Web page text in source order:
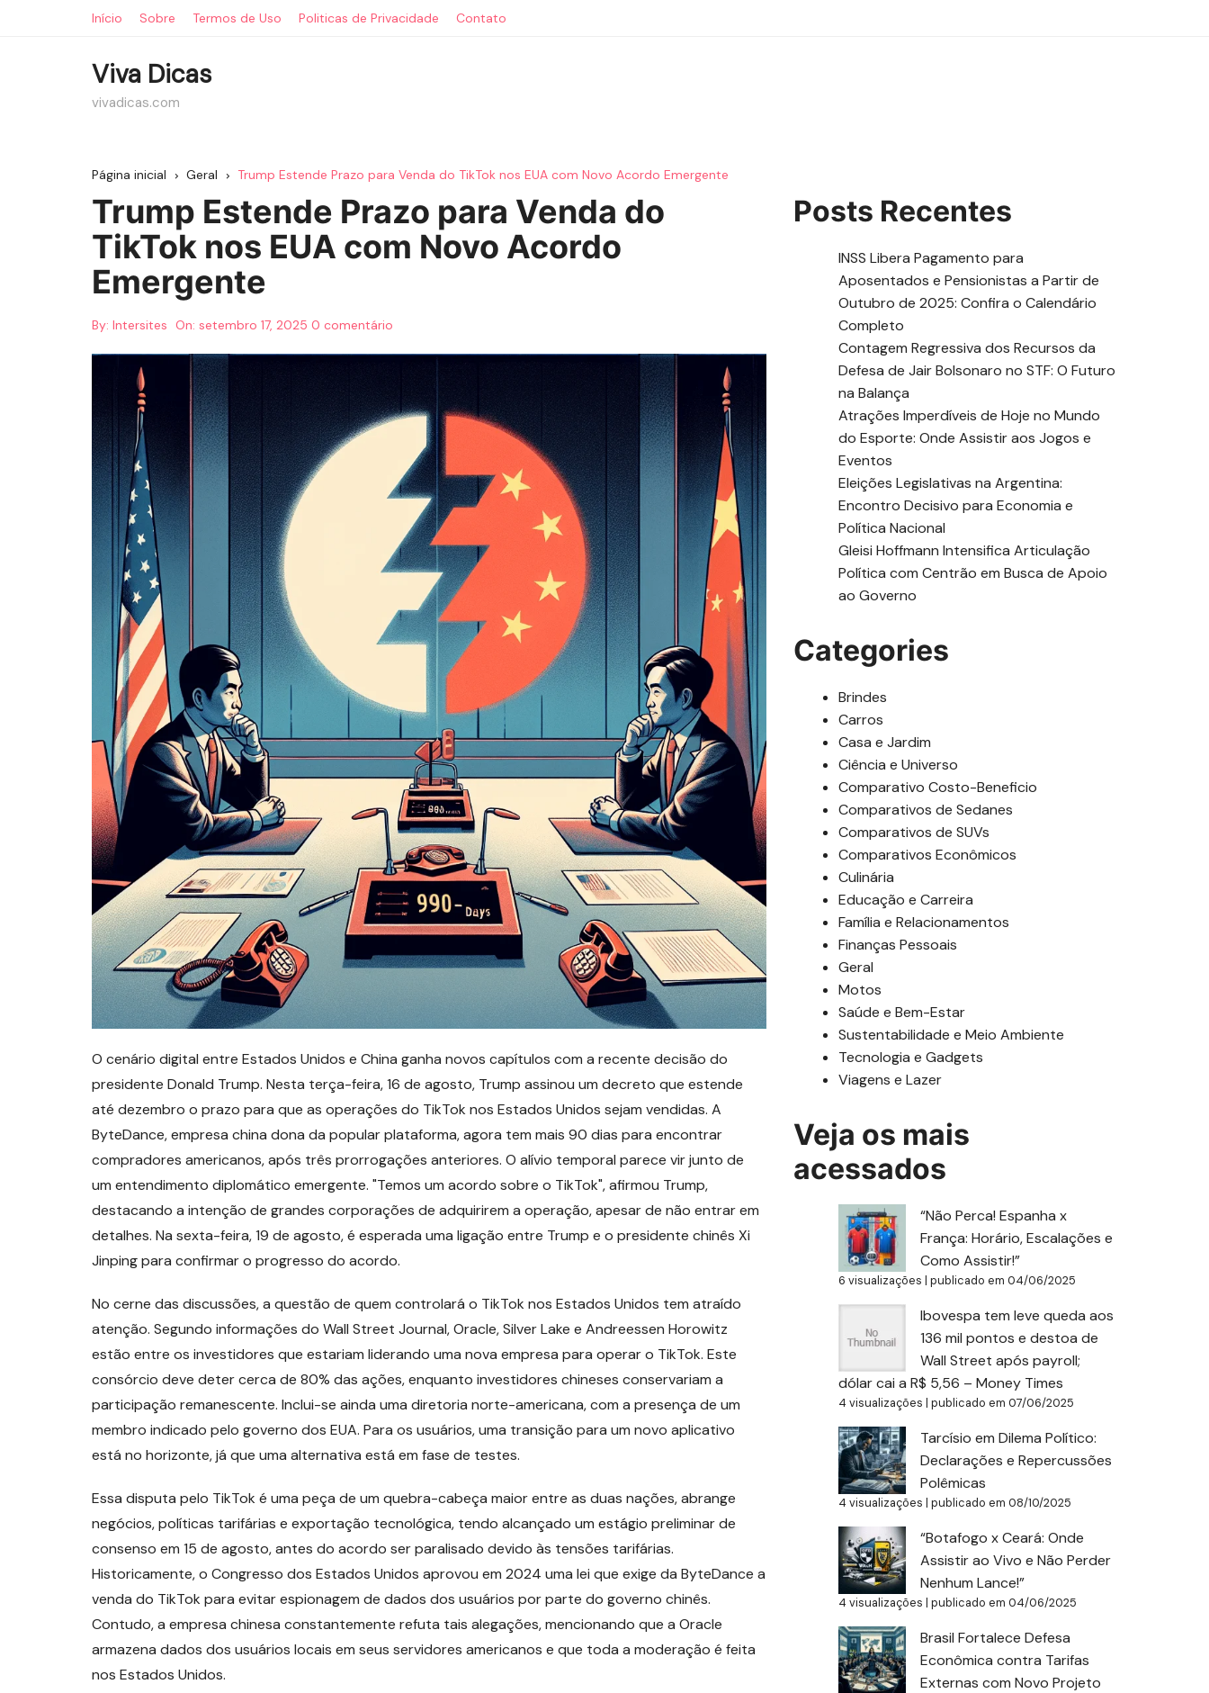
Início Sobre Termos de Uso Politicas de Privacidade Contato
Viva Dicas
vivadicas.com
Página inicial Geral Trump Estende Prazo para Venda do TikTok nos EUA com Novo Acordo Emergente
Trump Estende Prazo para Venda do
TikTok nos EUA com Novo Acordo
Emergente
By: Intersites On: setembro 17, 2025 0 comentário
O cenário digital entre Estados Unidos e China ganha novos capítulos com a recente decisão do
presidente Donald Trump. Nesta terça-feira, 16 de agosto, Trump assinou um decreto que estende
até dezembro o prazo para que as operações do TikTok nos Estados Unidos sejam vendidas. A
ByteDance, empresa china dona da popular plataforma, agora tem mais 90 dias para encontrar
compradores americanos, após três prorrogações anteriores. O alívio temporal parece vir junto de
um entendimento diplomático emergente. "Temos um acordo sobre o TikTok", afirmou Trump,
destacando a intenção de grandes corporações de adquirirem a operação, apesar de não entrar em
detalhes. Na sexta-feira, 19 de agosto, é esperada uma ligação entre Trump e o presidente chinês Xi
Jinping para confirmar o progresso do acordo.
No cerne das discussões, a questão de quem controlará o TikTok nos Estados Unidos tem atraído
atenção. Segundo informações do Wall Street Journal, Oracle, Silver Lake e Andreessen Horowitz
estão entre os investidores que estariam liderando uma nova empresa para operar o TikTok. Este
consórcio deve deter cerca de 80% das ações, enquanto investidores chineses conservariam a
participação remanescente. Inclui-se ainda uma diretoria norte-americana, com a presença de um
membro indicado pelo governo dos EUA. Para os usuários, uma transição para um novo aplicativo
está no horizonte, já que uma alternativa está em fase de testes.
Essa disputa pelo TikTok é uma peça de um quebra-cabeça maior entre as duas nações, abrange
negócios, políticas tarifárias e exportação tecnológica, tendo alcançado um estágio preliminar de
consenso em 15 de agosto, antes do acordo ser paralisado devido às tensões tarifárias.
Historicamente, o Congresso dos Estados Unidos aprovou em 2024 uma lei que exige da ByteDance a
venda do TikTok para evitar espionagem de dados dos usuários por parte do governo chinês.
Contudo, a empresa chinesa constantemente refuta tais alegações, mencionando que a Oracle
armazena dados dos usuários locais em seus servidores americanos e que toda a moderação é feita
nos Estados Unidos.
Posts Recentes
INSS Libera Pagamento para
Aposentados e Pensionistas a Partir de
Outubro de 2025: Confira o Calendário
Completo
Contagem Regressiva dos Recursos da
Defesa de Jair Bolsonaro no STF: O Futuro
na Balança
Atrações Imperdíveis de Hoje no Mundo
do Esporte: Onde Assistir aos Jogos e
Eventos
Eleições Legislativas na Argentina:
Encontro Decisivo para Economia e
Política Nacional
Gleisi Hoffmann Intensifica Articulação
Política com Centrão em Busca de Apoio
ao Governo
Categories
Brindes
Carros
Casa e Jardim
Ciência e Universo
Comparativo Costo-Beneficio
Comparativos de Sedanes
Comparativos de SUVs
Comparativos Econômicos
Culinária
Educação e Carreira
Família e Relacionamentos
Finanças Pessoais
Geral
Motos
Saúde e Bem-Estar
Sustentabilidade e Meio Ambiente
Tecnologia e Gadgets
Viagens e Lazer
Veja os mais
acessados
“Não Perca! Espanha x
França: Horário, Escalações e
Como Assistir!”
6 visualizações | publicado em 04/06/2025
Ibovespa tem leve queda aos
136 mil pontos e destoa de
Wall Street após payroll;
dólar cai a R$ 5,56 – Money Times
4 visualizações | publicado em 07/06/2025
Tarcísio em Dilema Político:
Declarações e Repercussões
Polêmicas
4 visualizações | publicado em 08/10/2025
“Botafogo x Ceará: Onde
Assistir ao Vivo e Não Perder
Nenhum Lance!”
4 visualizações | publicado em 04/06/2025
Brasil Fortalece Defesa
Econômica contra Tarifas
Externas com Novo Projeto